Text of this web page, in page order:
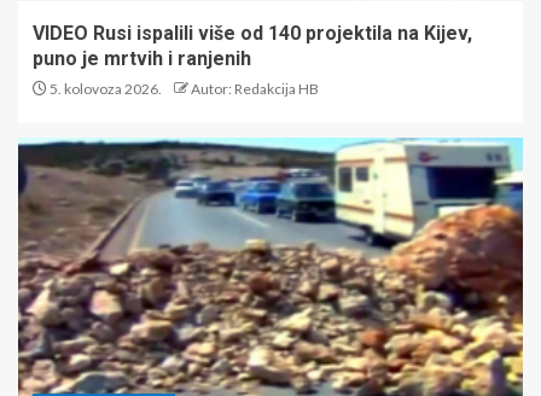
VIDEO Rusi ispalili više od 140 projektila na Kijev,
puno je mrtvih i ranjenih
5. kolovoza 2026. Autor: Redakcija HB